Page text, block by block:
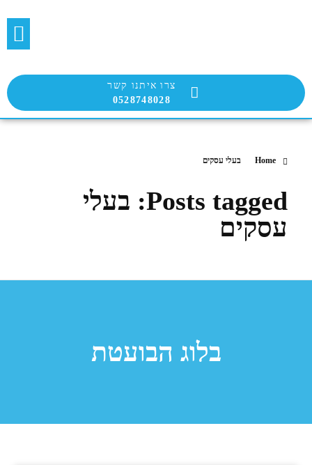
צרו איתנו קשר
0528748028
Home בעלי עסקים
Posts tagged: בעלי
עסקים
בלוג הבועטת